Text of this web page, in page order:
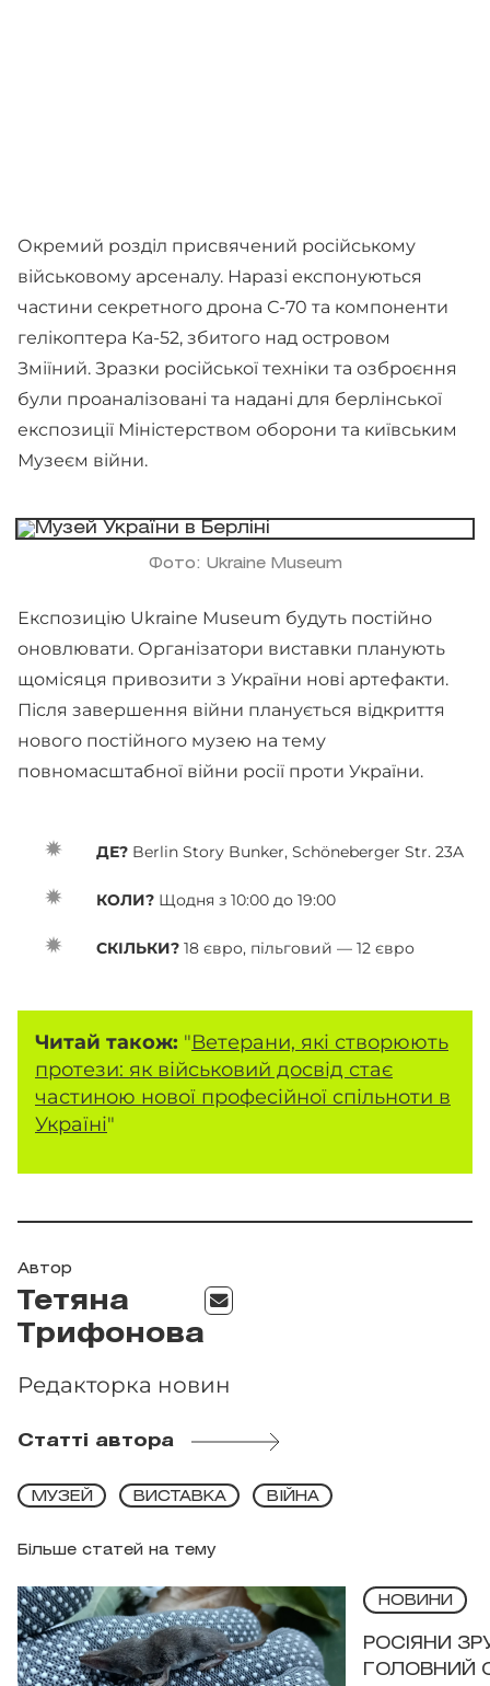
Окремий розділ присвячений російському
військовому арсеналу. Наразі експонуються
частини секретного дрона С-70 та компоненти
гелікоптера Ка-52, збитого над островом
Зміїний. Зразки російської техніки та озброєння
були проаналізовані та надані для берлінської
експозиції Міністерством оборони та київським
Музеєм війни.
Фото: Ukraine Museum
Експозицію Ukraine Museum будуть постійно
оновлювати. Організатори виставки планують
щомісяця привозити з України нові артефакти.
Після завершення війни планується відкриття
нового постійного музею на тему
повномасштабної війни росії проти України.
ДЕ? Berlin Story Bunker, Schöneberger Str. 23A
КОЛИ? Щодня з 10:00 до 19:00
СКІЛЬКИ? 18 євро, пільговий — 12 євро
Читай також: "Ветерани, які створюють
протези: як військовий досвід стає
частиною нової професійної спільноти в
Україні"
Автор
Тетяна
Трифонова
Редакторка новин
Статті автора
Більше статей на тему
МУЗЕЙ ВИСТАВКА ВІЙНА
НОВИНИ
РОСІЯНИ
ГОЛОВНИЙ